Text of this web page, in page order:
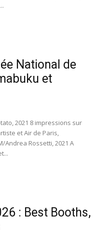
National de
et
2021 8 impressions sur
et Air de Paris,
Andrea Rossetti, 2021 A
: Best Booths,